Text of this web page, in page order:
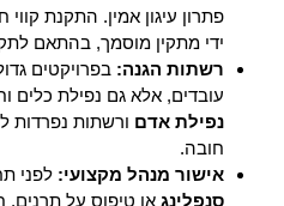
פתרון עיגון אמין. התקנת
ידי מתקין מוסמך, בהתאם
רשתות הגנה: בפרויקטים
עובדים, אלא גם נפילת כלים
נפילת אדם ורשתות נפרדות
חובה.
אישור מנהל מקצועי: לפני
סנפלינג או טיפוס על תרנים,